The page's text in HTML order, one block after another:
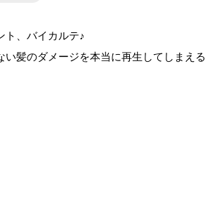
ト、バイカルテ♪
髪のダメージを本当に再生してしまえる